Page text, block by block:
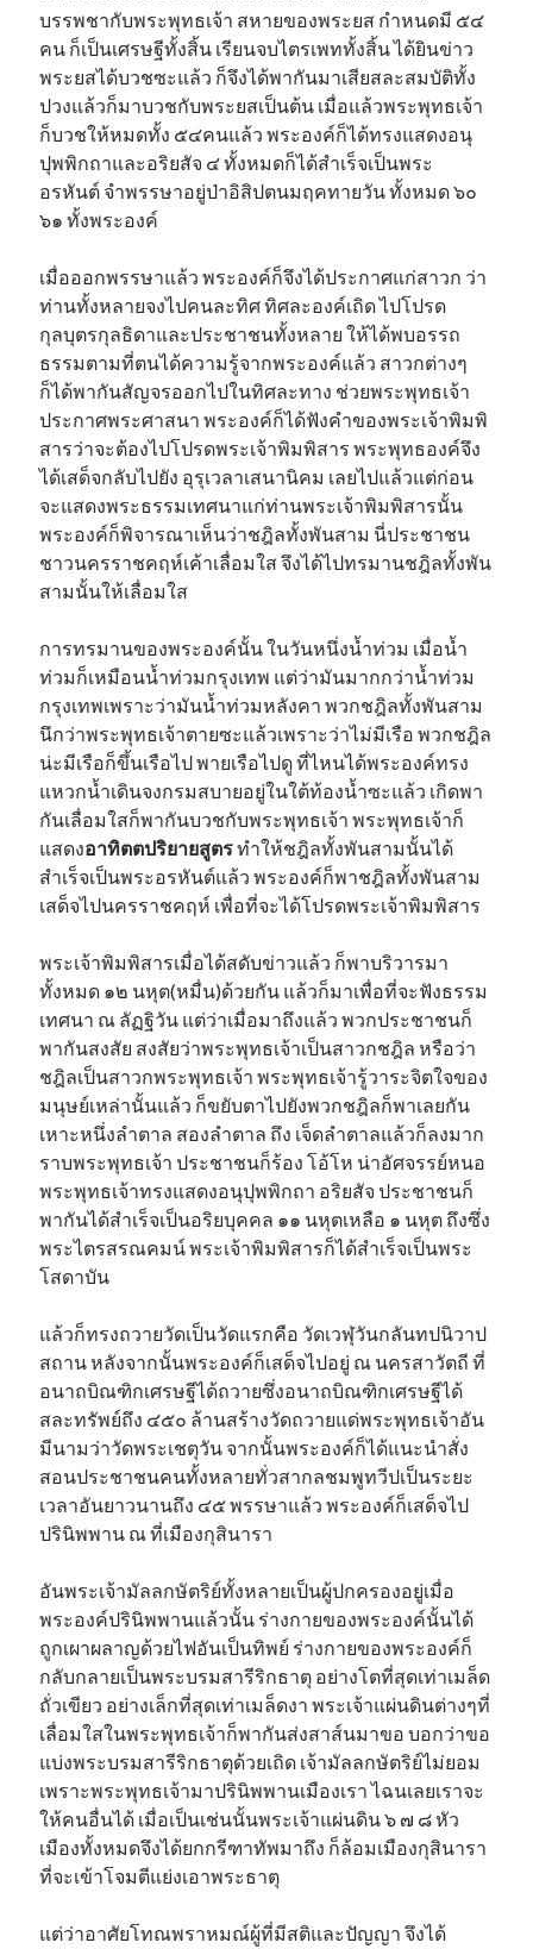
บรรพชากับพระพุทธเจ้า สหายของพระยส กำหนดมี ๕๔
คน ก็เป็นเศรษฐีทั้งสิ้น เรียนจบไตรเพททั้งสิ้น ได้ยินข่าว
พระยสได้บวชซะแล้ว ก็จึงได้พากันมาเสียสละสมบัติทั้ง
ปวงแล้วก็มาบวชกับพระยสเป็นต้น เมื่อแล้วพระพุทธเจ้า
ก็บวชให้หมดทั้ง ๕๔คนแล้ว พระองค์ก็ได้ทรงแสดงอนุ
ปุพพิกถาและอริยสัจ ๔ ทั้งหมดก็ได้สำเร็จเป็นพระ
อรหันต์ จำพรรษาอยู่ป่าอิสิปตนมฤคทายวัน ทั้งหมด ๖๐
๖๑ ทั้งพระองค์
เมื่อออกพรรษาแล้ว พระองค์ก็จึงได้ประกาศแก่สาวก ว่า
ท่านทั้งหลายจงไปคนละทิศ ทิศละองค์เถิด ไปโปรด
กุลบุตรกุลธิดาและประชาชนทั้งหลาย ให้ได้พบอรรถ
ธรรมตามที่ตนได้ความรู้จากพระองค์แล้ว สาวกต่างๆ
ก็ได้พากันสัญจรออกไปในทิศละทาง ช่วยพระพุทธเจ้า
ประกาศพระศาสนา พระองค์ก็ได้ฟังคำของพระเจ้าพิมพิ
สารว่าจะต้องไปโปรดพระเจ้าพิมพิสาร พระพุทธองค์จึง
ได้เสด็จกลับไปยัง อุรุเวลาเสนานิคม เลยไปแล้วแต่ก่อน
จะแสดงพระธรรมเทศนาแก่ท่านพระเจ้าพิมพิสารนั้น
พระองค์ก็พิจารณาเห็นว่าชฎิลทั้งพันสาม นี่ประชาชน
ชาวนครราชคฤห์เค้าเลื่อมใส จึงได้ไปทรมานชฎิลทั้งพัน
สามนั้นให้เลื่อมใส
การทรมานของพระองค์นั้น ในวันหนึ่งน้ำท่วม เมื่อน้ำ
ท่วมก็เหมือนน้ำท่วมกรุงเทพ แต่ว่ามันมากกว่าน้ำท่วม
กรุงเทพเพราะว่ามันน้ำท่วมหลังคา พวกชฎิลทั้งพันสาม
นึกว่าพระพุทธเจ้าตายซะแล้วเพราะว่าไม่มีเรือ พวกชฎิล
น่ะมีเรือก็ขึ้นเรือไป พายเรือไปดู ที่ไหนได้พระองค์ทรง
แหวกน้ำเดินจงกรมสบายอยู่ในใต้ท้องน้ำซะแล้ว เกิดพา
กันเลื่อมใสก็พากันบวชกับพระพุทธเจ้า พระพุทธเจ้าก็
แสดงอาทิตตปริยายสูตรทำให้ชฎิลทั้งพันสามนั้นได้
สำเร็จเป็นพระอรหันต์แล้ว พระองค์ก็พาชฎิลทั้งพันสาม
เสด็จไปนครราชคฤห์ เพื่อที่จะได้โปรดพระเจ้าพิมพิสาร
พระเจ้าพิมพิสารเมื่อได้สดับข่าวแล้ว ก็พาบริวารมา
ทั้งหมด ๑๒ นหุต​(หมื่น)ด้วยกัน แล้วก็มาเพื่อที่จะฟังธรรม
เทศนา ณ ลัฏฐิวัน แต่ว่าเมื่อมาถึงแล้ว พวกประชาชนก็
พากันสงสัย สงสัยว่าพระพุทธเจ้าเป็นสาวกชฎิล หรือว่า
ชฎิลเป็นสาวกพระพุทธเจ้า พระพุทธเจ้ารู้วาระจิตใจของ
มนุษย์เหล่านั้นแล้ว ก็ขยับตาไปยังพวกชฎิลก็พาเลยกัน
เหาะหนึ่งลำตาล สองลำตาล ถึง เจ็ดลำตาลแล้วก็ลงมาก
ราบพระพุทธเจ้า ประชาชนก็ร้อง โอ้โห น่าอัศจรรย์หนอ
พระพุทธเจ้าทรงแสดงอนุปุพพิกถา อริยสัจ ประชาชนก็
พากันได้สำเร็จเป็นอริยบุคคล ๑๑ นหุตเหลือ ๑ นหุต ถึงซึ่ง
พระไตรสรณคมน์ พระเจ้าพิมพิสารก็ได้สำเร็จเป็นพระ
โสดาบัน
แล้วก็ทรงถวายวัดเป็นวัดแรกคือ วัดเวฬุวันกลันทปนิวาป
สถาน หลังจากนั้นพระองค์ก็เสด็จไปอยู่ ณ นครสาวัตถี ที่
อนาถบิณฑิกเศรษฐีได้ถวายซึ่งอนาถบิณฑิกเศรษฐีได้
สละทรัพย์ถึง ๔๕๐ ล้านสร้างวัดถวายแด่พระพุทธเจ้าอัน
มีนามว่าวัดพระเชตุวัน จากนั้นพระองค์ก็ได้แนะนำสั่ง
สอนประชาชนคนทั้งหลายทั่วสากลชมพูทวีปเป็นระยะ
เวลาอันยาวนานถึง ๔๕ พรรษาแล้ว พระองค์ก็เสด็จไป
ปรินิพพาน ณ ที่เมืองกุสินารา
อันพระเจ้ามัลลกษัตริย์ทั้งหลายเป็นผู้ปกครองอยู่เมื่อ
พระองค์ปรินิพพานแล้วนั้น ร่างกายของพระองค์นั้นได้
ถูกเผาผลาญด้วยไฟอันเป็นทิพย์ ร่างกายของพระองค์ก็
กลับกลายเป็นพระบรมสารีริกธาตุ อย่างโตที่สุดเท่าเมล็ด
ถั่วเขียว อย่างเล็กที่สุดเท่าเมล็ดงา พระเจ้าแผ่นดินต่างๆที่
เลื่อมใสในพระพุทธเจ้าก็พากันส่งสาส์นมาขอ บอกว่าขอ
แบ่งพระบรมสารีริกธาตุด้วยเถิด เจ้ามัลลกษัตริย์ไม่ยอม
เพราะพระพุทธเจ้ามาปรินิพพานเมืองเรา ไฉนเลยเราจะ
ให้คนอื่นได้ เมื่อเป็นเช่นนั้นพระเจ้าแผ่นดิน ๖ ๗ ๘ หัว
เมืองทั้งหมดจึงได้ยกกรีฑาทัพมาถึง ก็ล้อมเมืองกุสินารา
ที่จะเข้าโจมตีแย่งเอาพระธาตุ
แต่ว่าอาศัยโทณพราหมณ์ผู้ที่มีสติและปัญญา จึงได้